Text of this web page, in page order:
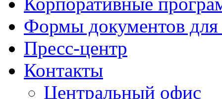
Формы документов для
Пресс-центр
Контакты
Центральный офис